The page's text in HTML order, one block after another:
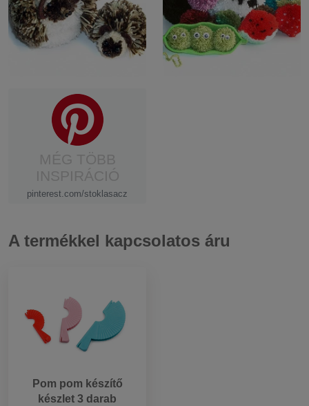
pinterest.com/stoklasacz
A termékkel kapcsolatos áru
Pom pom készítő
készlet 3 darab